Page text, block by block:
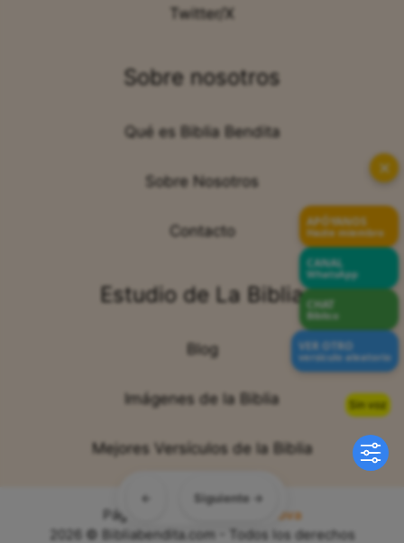
← Siguiente →
Sin voz
Twitter/X
Sobre nosotros
Qué es Biblia Bendita
Sobre Nosotros
Contacto
Estudio de La Biblia
Blog
Imágenes de la Biblia
Mejores Versículos de la Biblia
Página web creada por:
Sitiova
2026 © Bibliabendita.com - Todos los derechos
✕
APÓYANOS
Hazte miembro
CANAL
WhatsApp
CHAT
Bíblico
VER OTRO
versículo aleatorio